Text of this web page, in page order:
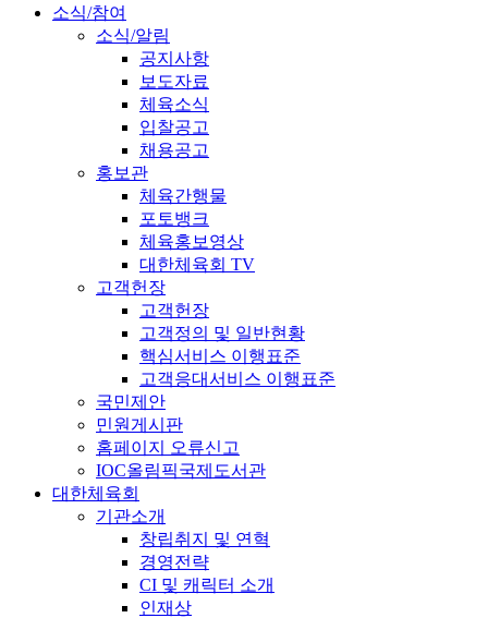
소식/참여
소식/알림
공지사항
보도자료
체육소식
입찰공고
채용공고
홍보관
체육간행물
포토뱅크
체육홍보영상
대한체육회 TV
고객헌장
고객헌장
고객정의 및 일반현황
핵심서비스 이행표준
고객응대서비스 이행표준
국민제안
민원게시판
홈페이지 오류신고
IOC올림픽국제도서관
대한체육회
기관소개
창립취지 및 연혁
경영전략
CI 및 캐릭터 소개
인재상